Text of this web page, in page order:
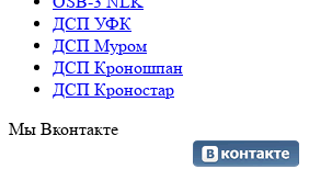
ДСП УФК
ДСП Муром
ДСП Кроношпан
ДСП Кроностар
Мы Вконтакте